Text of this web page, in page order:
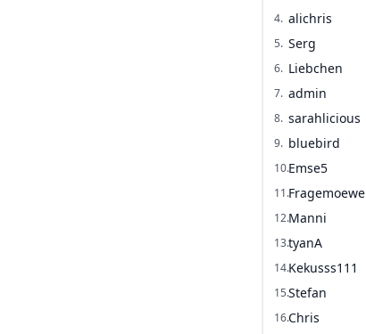
4. alichris
5. Serg
6. Liebchen
7. admin
8. sarahlicious
9. bluebird
10.Emse5
11.Fragemoewe
12.Manni
13.tyanA
14.Kekusss111
15.Stefan
16.Chris